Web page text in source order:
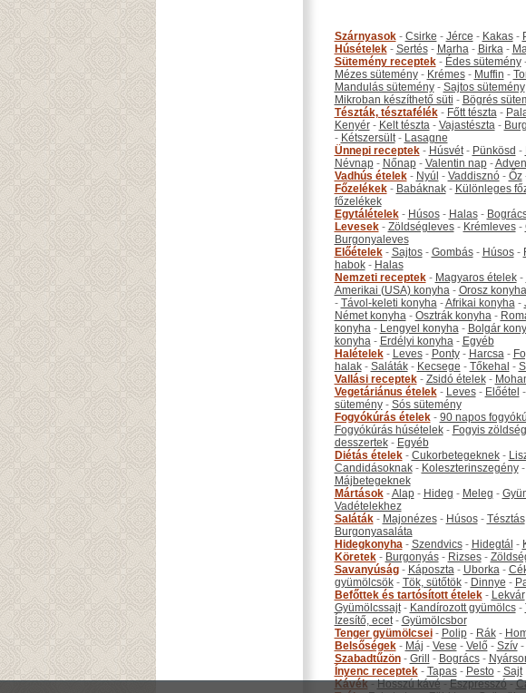
Szárnyasok- Csirke - Jérce - Kakas-
Húsételek- Sertés- Marha- Birka-
Sütemény receptek- Édes sütemény
Mézes sütemény- Krémes- Muffin -
Mandulás sütemény- Sajtos sütemény
Mikroban készíthető süti - Bögrés
Tészták, tésztafélék- Főtt tészta-
Kenyér- Kelt tészta- Vajastészta-
- Kétszersült- Lasagne
Ünnepi receptek- Húsvét- Pünkösd -
Névnap- Nőnap- Valentin nap-
Vadhús ételek- Nyúl - Vaddisznó- Őz
Főzelékek- Babáknak- Különleges
főzelékek
Egytálételek- Húsos- Halas-
Levesek- Zöldségleves- Krémleves-
Burgonyaleves
Előételek- Sajtos- Gombás- Húsos-
habok- Halas
Nemzeti receptek- Magyaros ételek-
Amerikai (USA) konyha- Orosz konyha
- Távol-keleti konyha-Afrikai konyha-
Német konyha- Osztrák konyha-
konyha- Lengyel konyha- Bolgár
konyha- Erdélyi konyha- Egyéb
Halételek- Leves- Ponty- Harcsa-
halak- Saláták- Kecsege - Tőkehal -
Vallási receptek- Zsidó ételek-
Vegetáriánus ételek- Leves- Előétel -
sütemény- Sós sütemény
Fogyókúrás ételek- 90 napos
Fogyókúrás húsételek- Fogyis
desszertek- Egyéb
Diétás ételek- Cukorbetegeknek-
Candidásoknak- Koleszterinszegény-
Májbetegeknek
Mártások-Alap- Hideg - Meleg -
Vadételekhez
Saláták- Majonézes- Húsos- Tésztás
Burgonyasaláta
Hidegkonyha- Szendvics- Hidegtál -
Köretek- Burgonyás- Rizses-
Savanyúság- Káposzta- Uborka-
gyümölcsök- Tök, sütőtök- Dinnye -
Befőttek és tartósított ételek- Lekvár
Gyümölcssajt- Kandírozott gyümölcs-
Ízesítő, ecet- Gyümölcsbor
Tenger gyümölcsei- Polip- Rák-
Belsőségek- Máj - Vese - Velő- Szív-
Szabadtűzön- Grill - Bogrács-
Ínyenc receptek- Tapas- Pesto- Sajt
Kávék-Hosszú kávé-Eszpresszó-